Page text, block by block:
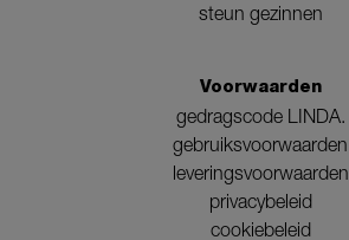
steun gezinnen
Voorwaarden
gedragscode LINDA.
gebruiksvoorwaarden
leveringsvoorwaarden
privacybeleid
cookiebeleid